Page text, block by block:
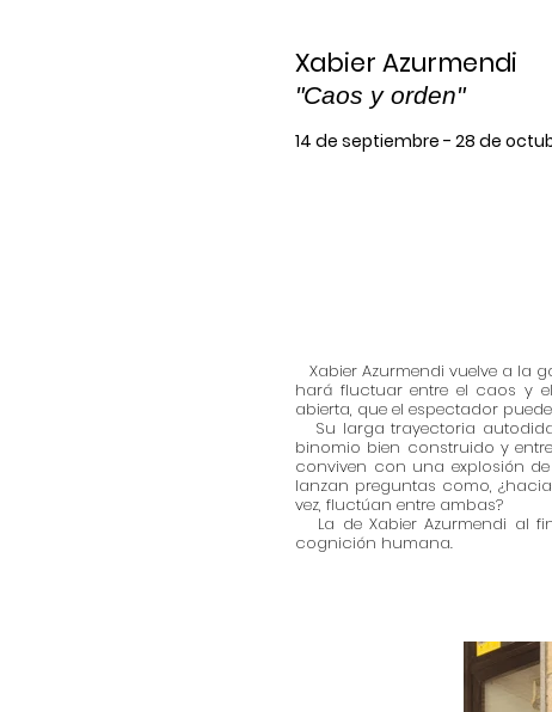
Xabier Azurmendi
"Caos y orden"
14 de septiembre - 28 de
Xabier Azurmendi vuelve a la
hará fluctuar entre el caos y
abierta, que el espectador
Su larga trayectoria
binomio bien construido y
conviven con una explosión
lanzan preguntas como,
vez, fluctúan entre ambas?
La de Xabier Azurmendi al
cognición humana.